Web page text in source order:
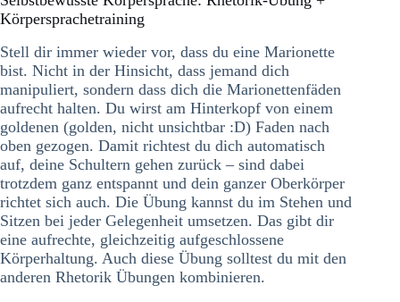
Körpersprachetraining
Stell dir immer wieder vor, dass du eine Marionette
bist. Nicht in der Hinsicht, dass jemand dich
manipuliert, sondern dass dich die Marionettenfäden
aufrecht halten. Du wirst am Hinterkopf von einem
goldenen (golden, nicht unsichtbar :D) Faden nach
oben gezogen. Damit richtest du dich automatisch
auf, deine Schultern gehen zurück – sind dabei
trotzdem ganz entspannt und dein ganzer Oberkörper
richtet sich auch. Die Übung kannst du im Stehen und
Sitzen bei jeder Gelegenheit umsetzen. Das gibt dir
eine aufrechte, gleichzeitig aufgeschlossene
Körperhaltung. Auch diese Übung solltest du mit den
anderen Rhetorik Übungen kombinieren.